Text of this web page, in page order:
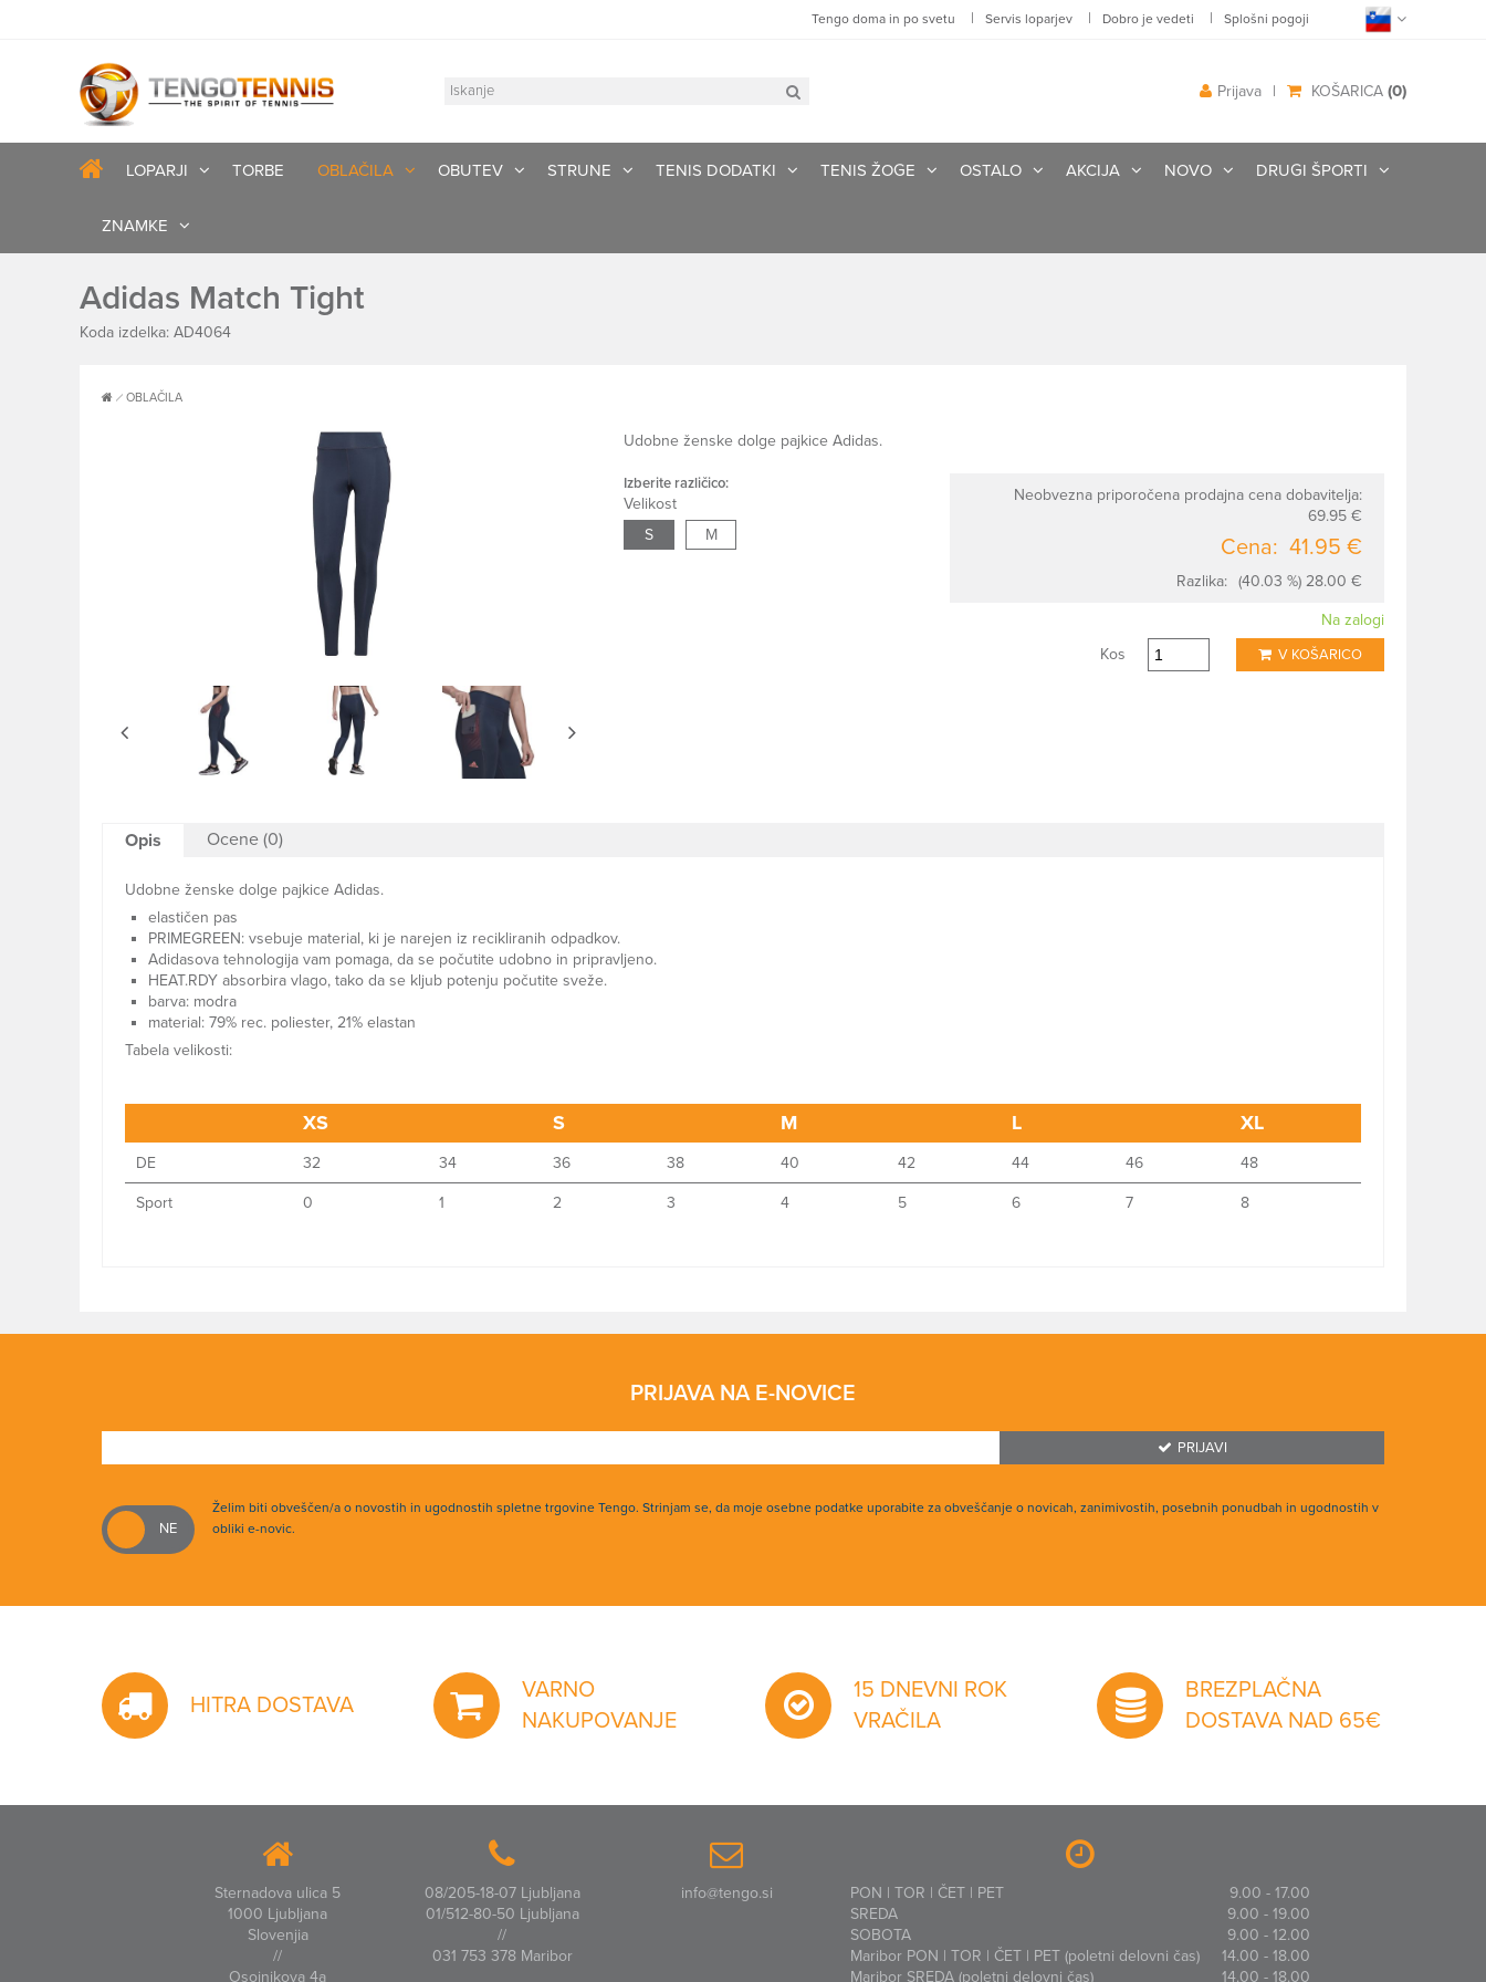
Tengo doma in po svetu | Servis loparjev | Dobro je vedeti | Splošni pogoji
KOŠARICA (0)
|
Prijava
LOPARJI TORBE OBLAČILA OBUTEV STRUNE TENIS DODATKI TENIS ŽOGE OSTALO AKCIJA NOVO DRUGI ŠPORTI
ZNAMKE
Adidas Match Tight
Koda izdelka: AD4064
OBLAČILA
Udobne ženske dolge pajkice Adidas.
Izberite različico:
Velikost
S
M
Neobvezna priporočena prodajna cena dobavitelja:
69.95 €
Cena: 41.95 €
Razlika: (40.03 %) 28.00 €
Na zalogi
Kos
V KOŠARICO
Opis Ocene (0)
Udobne ženske dolge pajkice Adidas.
elastičen pas
PRIMEGREEN: vsebuje material, ki je narejen iz recikliranih odpadkov.
Adidasova tehnologija vam pomaga, da se počutite udobno in pripravljeno.
HEAT.RDY absorbira vlago, tako da se kljub potenju počutite sveže.
barva: modra
material: 79% rec. poliester, 21% elastan
Tabela velikosti:
XS S M L XL
DE 32 34 36 38 40 42 44 46 48
Sport 0 1 2 3 4 5 6 7 8
PRIJAVA NA E-NOVICE
PRIJAVI
Želim biti obveščen/a o novostih in ugodnostih spletne trgovine Tengo. Strinjam se, da moje osebne podatke uporabite za obveščanje o novicah, zanimivostih, posebnih ponudbah in ugodnostih v
obliki e-novic.
HITRA DOSTAVA
VARNO
NAKUPOVANJE
15 DNEVNI ROK
VRAČILA
BREZPLAČNA
DOSTAVA NAD 65€
Sternadova ulica 5
1000 Ljubljana
Slovenjia
//
Osojnikova 4a
08/205-18-07 Ljubljana
01/512-80-50 Ljubljana
//
031 753 378 Maribor
info@tengo.si PON | TOR | ČET | PET
9.00 - 17.00
SREDA
9.00 - 19.00
SOBOTA
9.00 - 12.00
Maribor PON | TOR | ČET | PET (poletni delovni čas)
14.00 - 18.00
Maribor SREDA (poletni delovni čas)
14.00 - 18.00